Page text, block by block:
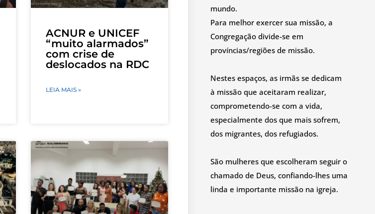
ACNUR e UNICEF
“muito alarmados”
com crise de
deslocados na RDC
LEIA MAIS »
mundo.
Para melhor exercer sua missão, a
Congregação divide-se em
províncias/regiões de missão.
Nestes espaços, as irmãs se dedicam
à missão que aceitaram realizar,
comprometendo-se com a vida,
especialmente dos que mais sofrem,
dos migrantes, dos refugiados.
São mulheres que escolheram seguir o
chamado de Deus, confiando-lhes uma
linda e importante missão na igreja.